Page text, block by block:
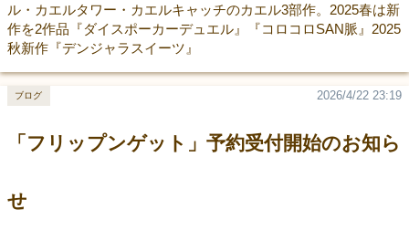
ル・カエルタワー・カエルキャッチのカエル3部作。2025春は新
作を2作品『ダイスポーカーデュエル』『コロコロSAN脈』2025
秋新作『デンジャラスイーツ』
「フリップンゲット」予約受付開始のお知ら
せ
2026/4/22 23:19
ブログ